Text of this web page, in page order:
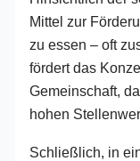
Mittel zur
zu essen – oft
fördert das
Gemeinschaft,
hohen
Schließlich, in